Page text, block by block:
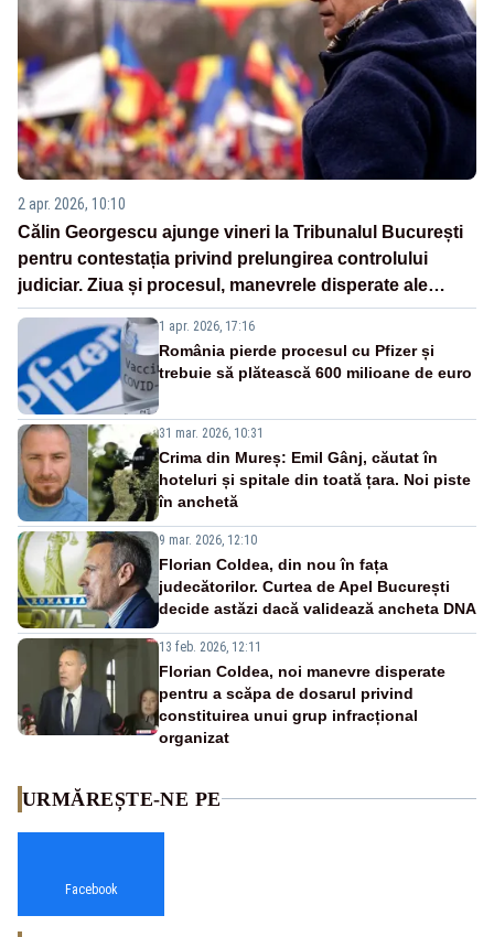
2 apr. 2026, 10:10
Călin Georgescu ajunge vineri la Tribunalul București
pentru contestația privind prelungirea controlului
judiciar. Ziua și procesul, manevrele disperate ale
Sistemului
1 apr. 2026, 17:16
România pierde procesul cu Pfizer și
trebuie să plătească 600 milioane de euro
31 mar. 2026, 10:31
Crima din Mureș: Emil Gânj, căutat în
hoteluri și spitale din toată țara. Noi piste
în anchetă
9 mar. 2026, 12:10
Florian Coldea, din nou în fața
judecătorilor. Curtea de Apel București
decide astăzi dacă validează ancheta DNA
13 feb. 2026, 12:11
Florian Coldea, noi manevre disperate
pentru a scăpa de dosarul privind
constituirea unui grup infracțional
organizat
URMĂREȘTE-NE PE
Facebook